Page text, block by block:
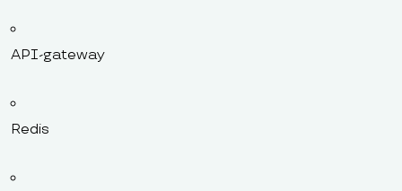
API-gateway
Redis